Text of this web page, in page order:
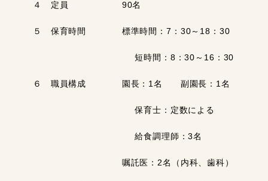
４ 定員 90名
５ 保育時間 標準時間：7：30～18：30
短時間：8：30～16：30
６ 職員構成 園長：1名 副園長：1名
保育士：定数による
給食調理師：3名
嘱託医：2名（内科、歯科）